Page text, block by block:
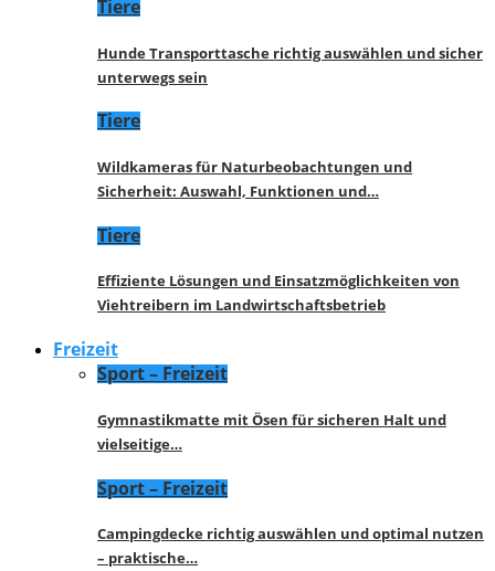
Tiere
Hunde Transporttasche richtig auswählen und sicher
unterwegs sein
Tiere
Wildkameras für Naturbeobachtungen und
Sicherheit: Auswahl, Funktionen und…
Tiere
Effiziente Lösungen und Einsatzmöglichkeiten von
Viehtreibern im Landwirtschaftsbetrieb
Freizeit
Sport – Freizeit
Gymnastikmatte mit Ösen für sicheren Halt und
vielseitige…
Sport – Freizeit
Campingdecke richtig auswählen und optimal nutzen
– praktische…